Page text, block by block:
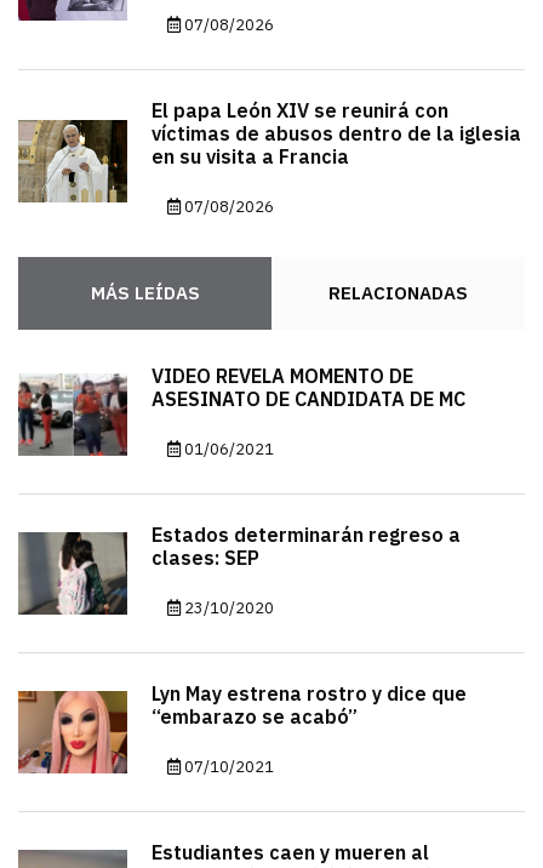
07/08/2026
El papa León XIV se reunirá con
víctimas de abusos dentro de la iglesia
en su visita a Francia
07/08/2026
MÁS LEÍDAS RELACIONADAS
VIDEO REVELA MOMENTO DE
ASESINATO DE CANDIDATA DE MC
01/06/2021
Estados determinarán regreso a
clases: SEP
23/10/2020
Lyn May estrena rostro y dice que
“embarazo se acabó”
07/10/2021
Estudiantes caen y mueren al